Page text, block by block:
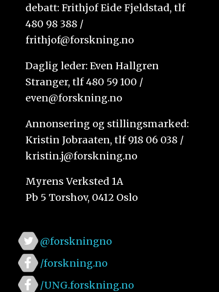
debatt: Frithjof Eide Fjeldstad, tlf
480 98 388 /
frithjof@forskning.no
Daglig leder: Even Hallgren
Stranger, tlf 480 59 100 /
even@forskning.no
Annonsering og stillingsmarked:
Kristin Jobraaten, tlf 918 06 038 /
kristin.j@forskning.no
Myrens Verksted 1A
Pb 5 Torshov, 0412 Oslo
@forskningno
/forskning.no
/UNG.forskning.no